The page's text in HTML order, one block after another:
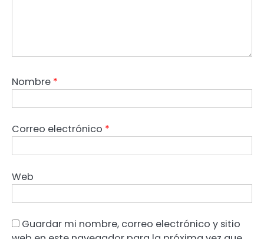
Nombre *
Correo electrónico *
Web
Guardar mi nombre, correo electrónico y sitio